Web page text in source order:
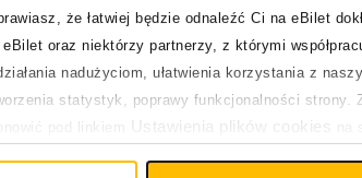
że łatwiej będzie odnaleźć Ci na eBilet
oraz niektórzy partnerzy, z którymi
nadużyciom, ułatwienia korzystania z
statystyk, poprawy funkcjonalności strony.
Ustawienia plików cookies